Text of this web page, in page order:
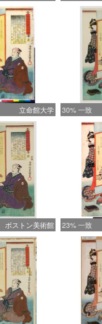
立命館大学 30% 一致
ボストン美術館 23% 一致